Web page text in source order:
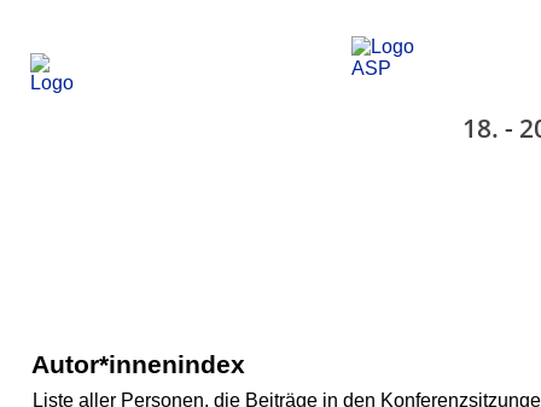
18. -
Autor*innenindex
Liste aller Personen, die Beiträge in den